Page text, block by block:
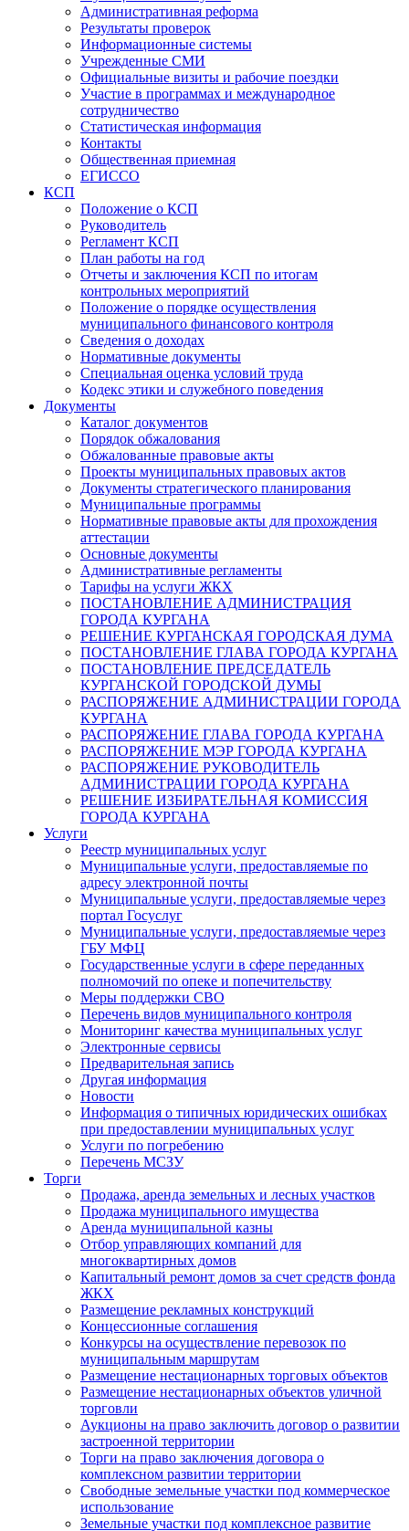
Административная реформа
Результаты проверок
Информационные системы
Учрежденные СМИ
Официальные визиты и рабочие поездки
Участие в программах и международное
сотрудничество
Статистическая информация
Контакты
Общественная приемная
ЕГИССО
КСП
Положение о КСП
Руководитель
Регламент КСП
План работы на год
Отчеты и заключения КСП по итогам
контрольных мероприятий
Положение о порядке осуществления
муниципального финансового контроля
Сведения о доходах
Нормативные документы
Специальная оценка условий труда
Кодекс этики и служебного поведения
Документы
Каталог документов
Порядок обжалования
Обжалованные правовые акты
Проекты муниципальных правовых актов
Документы стратегического планирования
Муниципальные программы
Нормативные правовые акты для прохождения
аттестации
Основные документы
Административные регламенты
Тарифы на услуги ЖКХ
ПОСТАНОВЛЕНИЕ АДМИНИСТРАЦИЯ
ГОРОДА КУРГАНА
РЕШЕНИЕ КУРГАНСКАЯ ГОРОДСКАЯ ДУМА
ПОСТАНОВЛЕНИЕ ГЛАВА ГОРОДА КУРГАНА
ПОСТАНОВЛЕНИЕ ПРЕДСЕДАТЕЛЬ
КУРГАНСКОЙ ГОРОДСКОЙ ДУМЫ
РАСПОРЯЖЕНИЕ АДМИНИСТРАЦИИ ГОРОДА
КУРГАНА
РАСПОРЯЖЕНИЕ ГЛАВА ГОРОДА КУРГАНА
РАСПОРЯЖЕНИЕ МЭР ГОРОДА КУРГАНА
РАСПОРЯЖЕНИЕ РУКОВОДИТЕЛЬ
АДМИНИСТРАЦИИ ГОРОДА КУРГАНА
РЕШЕНИЕ ИЗБИРАТЕЛЬНАЯ КОМИССИЯ
ГОРОДА КУРГАНА
Услуги
Реестр муниципальных услуг
Муниципальные услуги, предоставляемые по
адресу электронной почты
Муниципальные услуги, предоставляемые через
портал Госуслуг
Муниципальные услуги, предоставляемые через
ГБУ МФЦ
Государственные услуги в сфере переданных
полномочий по опеке и попечительству
Меры поддержки СВО
Перечень видов муниципального контроля
Мониторинг качества муниципальных услуг
Электронные сервисы
Предварительная запись
Другая информация
Новости
Информация о типичных юридических ошибках
при предоставлении муниципальных услуг
Услуги по погребению
Перечень МСЗУ
Торги
Продажа, аренда земельных и лесных участков
Продажа муниципального имущества
Аренда муниципальной казны
Отбор управляющих компаний для
многоквартирных домов
Капитальный ремонт домов за счет средств фонда
ЖКХ
Размещение рекламных конструкций
Концессионные соглашения
Конкурсы на осуществление перевозок по
муниципальным маршрутам
Размещение нестационарных торговых объектов
Размещение нестационарных объектов уличной
торговли
Аукционы на право заключить договор о развитии
застроенной территории
Торги на право заключения договора о
комплексном развитии территории
Свободные земельные участки под коммерческое
использование
Земельные участки под комплексное развитие